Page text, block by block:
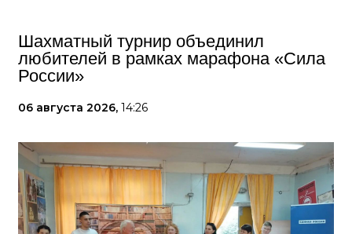
Шахматный турнир объединил
любителей в рамках марафона «Сила
России»
06 августа 2026, 14:26